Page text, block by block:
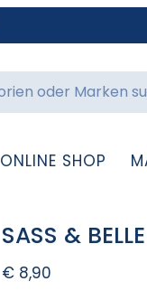
ONLINE SHOP
SASS &
€ 8,90